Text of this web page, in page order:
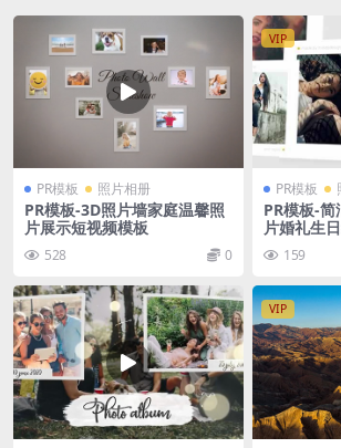
PR模板 照片相册
PR模板-3D照片墙家庭温馨照
片展示短视频模板
528 0
VIP
PR模板
PR模板-
片婚礼生
模板159
VIP